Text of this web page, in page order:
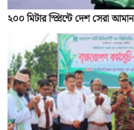
২০০ মিটার স্প্রিন্টে দেশ সেরা আমান